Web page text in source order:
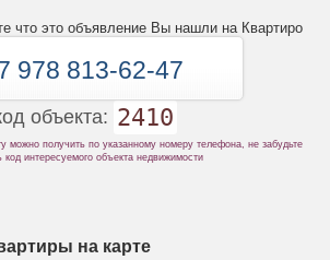
что это объявление Вы нашли на Квартиро
978 813-62-47
объекта: 2410
можно получить по указанному номеру телефона, не забудьте
код интересуемого объекта недвижимости
на карте